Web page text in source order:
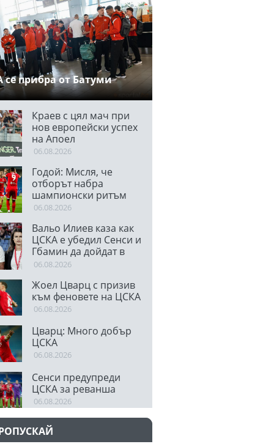
се прибра от Батуми
Краев с цял мач при
нов европейски успех
на Апоел
06.08.2026
Годой: Мисля, че
отборът набра
шампионски ритъм
06.08.2026
Вальо Илиев каза как
ЦСКА е убедил Сенси и
Гбамин да дойдат в
клуба и отсече:
изключителен двубой
06.08.2026
Жоел Цварц с призив
към феновете на ЦСКА
06.08.2026
Цварц: Много добър
ЦСКА
06.08.2026
Сенси предупреди
ЦСКА за реванша
06.08.2026